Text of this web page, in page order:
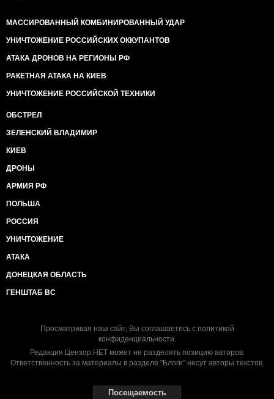
МАССИРОВАННЫЙ КОМБИНИРОВАННЫЙ УДАР
УНИЧТОЖЕНИЕ РОССИЙСКИХ ОККУПАНТОВ
АТАКА ДРОНОВ НА РЕГИОНЫ РФ
РАКЕТНАЯ АТАКА НА КИЕВ
УНИЧТОЖЕНИЕ РОССИЙСКОЙ ТЕХНИКИ
ОБСТРЕЛ
ЗЕЛЕНСКИЙ ВЛАДИМИР
КИЕВ
ДРОНЫ
АРМИЯ РФ
ПОЛЬША
РОССИЯ
УНИЧТОЖЕНИЕ
АТАКА
ДОНЕЦКАЯ ОБЛАСТЬ
ГЕНШТАБ ВС
Просматривая наш сайт, Вы соглашаетесь с политикой
конфиденциальности.
Редакция Цензор.НЕТ может не разделять позицию авторов.
Ответственность за материалы в разделе "Блоги" несут авторы текстов.
Посещаемость